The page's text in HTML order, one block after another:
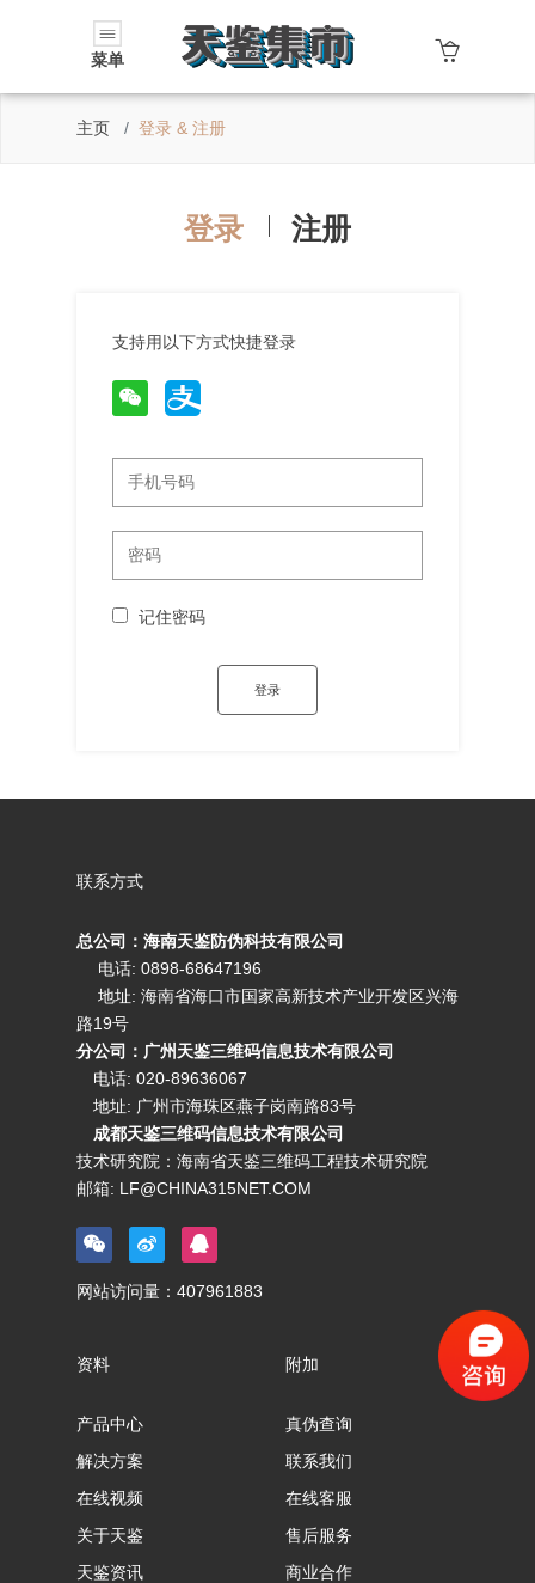
菜单
主页 登录 & 注册
登录 注册
支持用以下方式快捷登录
记住密码
联系方式
总公司：海南天鉴防伪科技有限公司
电话: 0898-68647196
地址: 海南省海口市国家高新技术产业开发区兴海
路19号
分公司：广州天鉴三维码信息技术有限公司
电话: 020-89636067
地址: 广州市海珠区燕子岗南路83号
成都天鉴三维码信息技术有限公司
技术研究院：海南省天鉴三维码工程技术研究院
邮箱: LF@CHINA315NET.COM
网站访问量： 407961883
资料
产品中心
解决方案
在线视频
关于天鉴
天鉴资讯
附加
真伪查询
联系我们
在线客服
售后服务
商业合作